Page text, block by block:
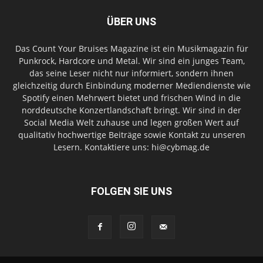
ÜBER UNS
Das Count Your Bruises Magazine ist ein Musikmagazin für
Punkrock, Hardcore und Metal. Wir sind ein junges Team,
das seine Leser nicht nur informiert, sondern ihnen
gleichzeitig durch Einbindung moderner Mediendienste wie
Spotify einen Mehrwert bietet und frischen Wind in die
norddeutsche Konzertlandschaft bringt. Wir sind in der
Social Media Welt zuhause und legen großen Wert auf
qualitativ hochwertige Beiträge sowie Kontakt zu unseren
Lesern. Kontaktiere uns: hi@cybmag.de
FOLGEN SIE UNS